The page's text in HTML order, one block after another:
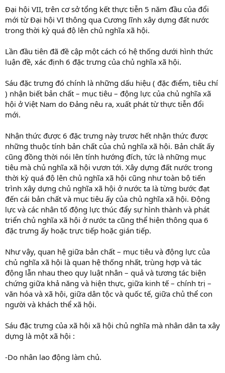
Đại hội VII, trên cơ sở tổng kết thực tiễn 5 năm đầu của đổi
mới từ Đại hội VI thông qua Cương lĩnh xây dựng đất nước
trong thời kỳ quá độ lên chủ nghĩa xã hội.
Lần đầu tiên đã đề cập một cách có hệ thống dưới hình thức
luận đề, xác định 6 đặc trưng của chủ nghĩa xã hội.
Sáu đặc trưng đó chính là những dấu hiệu ( đặc điểm, tiêu chí
) nhận biết bản chất – mục tiêu – động lực của chủ nghĩa xã
hội ở Việt Nam do Đảng nêu ra, xuất phát từ thực tiễn đổi
mới.
Nhận thức được 6 đặc trưng này trươc hết nhận thức được
những thuộc tính bản chất của chủ nghĩa xã hội. Bản chất ấy
cũng đồng thời nói lên tính hướng đích, tức là những mục
tiêu mà chủ nghĩa xã hội vươn tới. Xây dựng đất nước trong
thời kỳ quá độ lên chủ nghĩa xã hội cũng như toàn bộ tiến
trình xây dựng chủ nghĩa xã hội ở nước ta là từng bước đạt
đến cái bản chất và mục tiêu ấy của chủ nghĩa xã hội. Động
lực và các nhân tố động lực thúc đẩy sự hình thành và phát
triển chủ nghĩa xã hội ở nước ta cũng thể hiện thông qua 6
đặc trưng ấy hoặc trực tiếp hoặc gián tiếp.
Như vậy, quan hệ giữa bản chất – mục tiêu và động lực của
chủ nghĩa xã hội là quan hệ thống nhất, trùng hợp và tác
động lẫn nhau theo quy luật nhân – quả và tương tác biện
chứng giữa khả năng và hiện thực, giữa kinh tế – chính trị –
văn hóa và xã hội, giữa dân tộc và quốc tế, giữa chủ thể con
người và khách thể xã hội.
Sáu đặc trưng của xã hội xã hội chủ nghĩa mà nhân dân ta xây
dựng là một xã hội :
-Do nhân lao động làm chủ.